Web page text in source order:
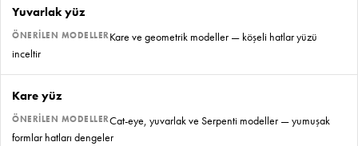
Yuvarlak yüz
Kare ve geometrik modeller — köşeli hatlar yüzü
inceltir
Kare yüz
Cat-eye, yuvarlak ve Serpenti modeller — yumuşak
formlar hatları dengeler